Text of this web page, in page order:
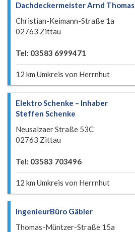
Dachdeckermeister Arnd Thomas
Christian-Keimann-Straße 1a
02763 Zittau
Tel: 03583 6999471
12 km Umkreis von Herrnhut
Elektro Schenke – Inhaber
Steffen Schenke
Neusalzaer Straße 53C
02763 Zittau
Tel: 03583 703496
12 km Umkreis von Herrnhut
IngenieurBüro Gäbler
Thomas-Müntzer-Straße 15a